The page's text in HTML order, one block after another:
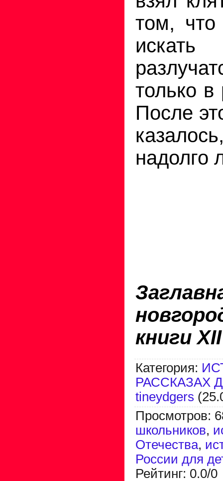
том, что
только в
После
надолго
книги
Категория:
РАССКАЗАХ
tineydgers
Просмотров:
школьников,
Отечества,
России для
Рейтинг: 0.0/0